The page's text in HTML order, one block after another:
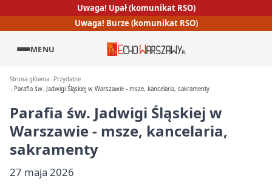
Uwaga! Upał (komunikat RSO)
Uwaga! Burze (komunikat RSO)
MENU
Strona główna
Przydatne
Parafia św. Jadwigi Śląskiej w Warszawie - msze, kancelaria, sakramenty
Parafia św. Jadwigi Śląskiej w
Warszawie - msze, kancelaria,
sakramenty
27 maja 2026